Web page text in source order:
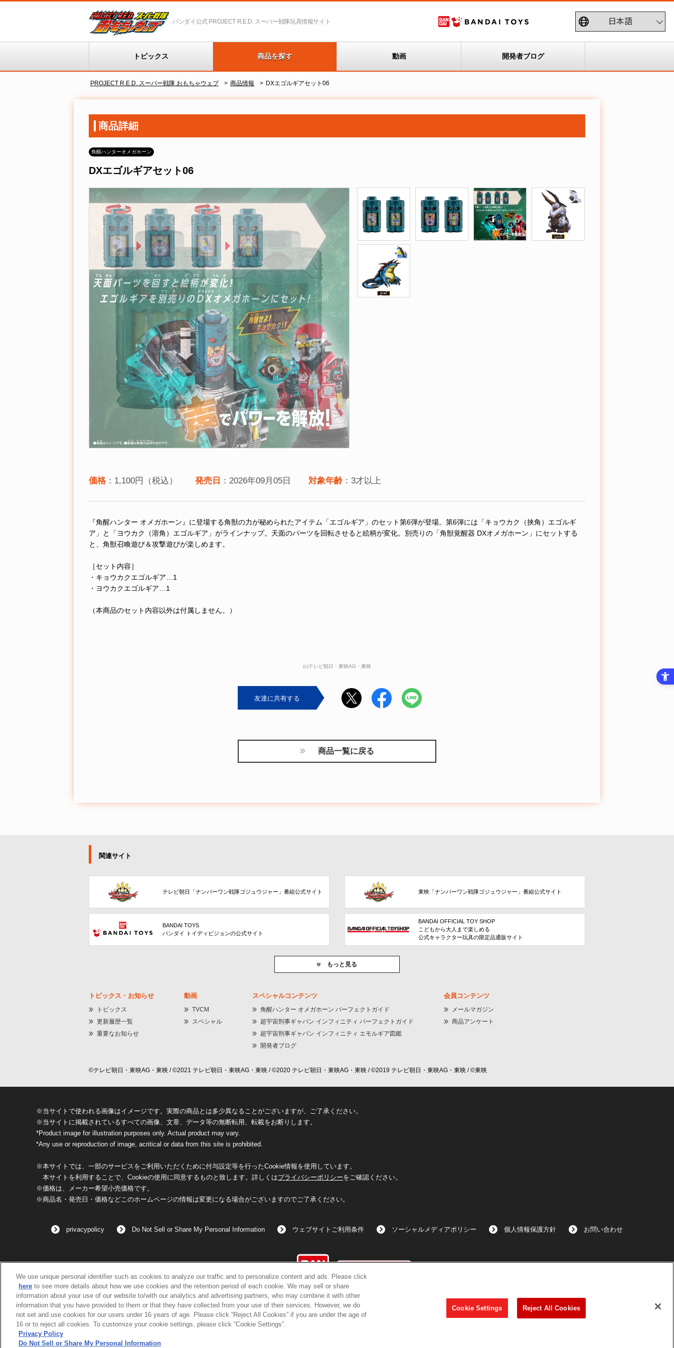
バンダイ公式 PROJECT R.E.D. スーパー戦隊玩具情報サイト
トピックス 商品を探す 動画 開発者ブログ
PROJECT R.E.D. スーパー戦隊 おもちゃウェブ 商品情報 DXエゴルギアセット06
商品詳細
角醒ハンターオメガホーン
DXエゴルギアセット06
価格 ：1,100円（税込） 発売日 ：2026年09月05日 対象年齢：3才以上
『角醒ハンター オメガホーン』に登場する角獣の力が秘められたアイテム「エゴルギア」のセット第6弾が登場。第6弾には「キョウカク（挟角）エゴルギ
ア」と「ヨウカク（溶角）エゴルギア」がラインナップ。天面のパーツを回転させると絵柄が変化。別売りの「角獣覚醒器 DXオメガホーン」にセットする
と、角獣召喚遊び＆攻撃遊びが楽しめます。
［セット内容］
・キョウカクエゴルギア…1
・ヨウカクエゴルギア…1
（本商品のセット内容以外は付属しません。）
(c)テレビ朝日・東映AG・東映
友達に共有する
商品一覧に戻る
関連サイト
テレビ朝日「ナンバーワン戦隊ゴジュウジャー」番組公式サイト 東映「ナンバーワン戦隊ゴジュウジャー」番組公式サイト
BANDAI TOYS
バンダイ トイディビジョンの公式サイト
BANDAI OFFICIAL TOY SHOP
こどもから大人まで楽しめる
公式キャラクター玩具の限定品通販サイト
もっと見る
トピックス・お知らせ
トピックス
更新履歴一覧
重要なお知らせ
動画
TVCM
スペシャル
スペシャルコンテンツ
角醒ハンター オメガホーン パーフェクトガイド
超宇宙刑事ギャバン インフィニティ パーフェクトガイド
超宇宙刑事ギャバン インフィニティ エモルギア図鑑
開発者ブログ
会員コンテンツ
メールマガジン
商品アンケート
©テレビ朝日・東映AG・東映 / ©2021 テレビ朝日・東映AG・東映 / ©2020 テレビ朝日・東映AG・東映 / ©2019 テレビ朝日・東映AG・東映 / ©東映
※当サイトで使われる画像はイメージです。実際の商品とは多少異なることがございますが、ご了承ください。
※当サイトに掲載されているすべての画像、文章、データ等の無断転用、転載をお断りします。
*Product image for illustration purposes only. Actual product may vary.
*Any use or reproduction of image, acritical or data from this site is prohibited.
※本サイトでは、一部のサービスをご利用いただくために付与設定等を行ったCookie情報を使用しています。
本サイトを利用することで、Cookieの使用に同意するものと致します。詳しくはプライバシーポリシーをご確認ください。
※価格は、メーカー希望小売価格です。
※商品名・発売日・価格などこのホームページの情報は変更になる場合がございますのでご了承ください。
privacypolicy Do Not Sell or Share My Personal Information ウェブサイトご利用条件 ソーシャルメディアポリシー 個人情報保護方針 お問い合わせ
コピーライト一覧を表示する
We use unique personal identifier such as cookies to analyze our traffic and to personalize content and ads. Please click
here to see more details about how we use cookies and the retention period of each cookie. We may sell or share
information about your use of our website to/with our analytics and advertising partners, who may combine it with other
information that you have provided to them or that they have collected from your use of their services. However, we do
not set and use cookies for our users under 16 years of age. Please click “Reject All Cookies” if you are under the age of
16 or to reject all cookies. To customize your cookie settings, please click “Cookie Settings”.
Privacy Policy
Do Not Sell or Share My Personal Information
Cookie Settings Reject All Cookies